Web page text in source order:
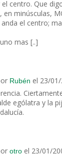
el centro. Que
en minúsculas,
el centro;
mas [..]
Rubén el 23/
ególatra y la
otro el 23/01/